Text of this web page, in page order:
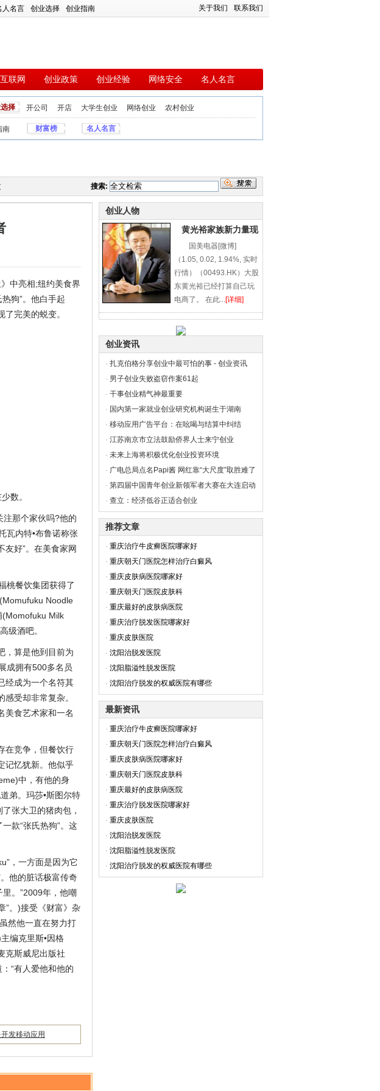
人名言 创业选择 创业指南 关于我们 联系我们
互联网 创业政策 创业经验 网络安全 名人名言
择 开公司 开店 大学生创业 网络创业 农村创业
南 财富榜 名人名言
搜索:
中亮相;纽约美食界
狗”。他白手起
完美的蜕变。
数。
注那个家伙吗?他的
瓦内特•布鲁诺称张
友好”。在美食家网
桃餐饮集团获得了
Noodle
(Momofuku Milk
级酒吧。
，算是他到目前为
成拥有500多名员
经成为一个名符其
受却非常复杂。
美食艺术家和一名
在竞争，但餐饮行
记忆犹新。他似乎
中，有他的身
弟。玛莎•斯图尔特
张大卫的猪肉包，
款“张氏热狗”。这
，一方面是因为它
他的脏话极富传奇
。”2009年，他嘲
”。)接受《财富》杂
然他一直在努力打
编克里斯•因格
克斯威尼出版社
“有人爱他和他的
发移动应用
创业人物
黄光裕家族新力量现
国美电器[微博]
（1.05, 0.02, 1.94%, 实时
行情）（00493.HK）大股
东黄光裕已经打算自己玩
电商了。 在此...[详细]
创业资讯
· 扎克伯格分享创业中最可怕的事 - 创业资讯
· 男子创业失败盗窃作案61起
· 干事创业精气神最重要
· 国内第一家就业创业研究机构诞生于湖南
· 移动应用广告平台：在吆喝与结算中纠结
· 江苏南京市立法鼓励侨界人士来宁创业
· 未来上海将积极优化创业投资环境
· 广电总局点名Papi酱 网红靠“大尺度”取胜难了
· 第四届中国青年创业新领军者大赛在大连启动
· 查立：经济低谷正适合创业
推荐文章
· 重庆治疗牛皮癣医院哪家好
· 重庆朝天门医院怎样治疗白癜风
· 重庆皮肤病医院哪家好
· 重庆朝天门医院皮肤科
· 重庆最好的皮肤病医院
· 重庆治疗脱发医院哪家好
· 重庆皮肤医院
· 沈阳治脱发医院
· 沈阳脂溢性脱发医院
· 沈阳治疗脱发的权威医院有哪些
最新资讯
· 重庆治疗牛皮癣医院哪家好
· 重庆朝天门医院怎样治疗白癜风
· 重庆皮肤病医院哪家好
· 重庆朝天门医院皮肤科
· 重庆最好的皮肤病医院
· 重庆治疗脱发医院哪家好
· 重庆皮肤医院
· 沈阳治脱发医院
· 沈阳脂溢性脱发医院
· 沈阳治疗脱发的权威医院有哪些